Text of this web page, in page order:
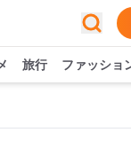
旅行 ファッショ